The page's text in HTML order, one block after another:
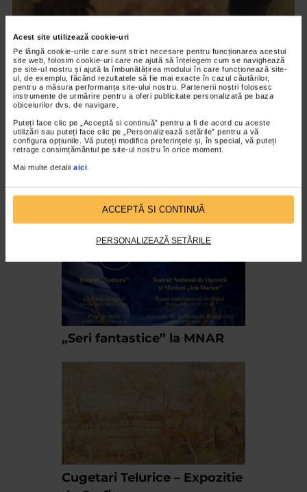
Acest site utilizează cookie-uri
Pe lângă cookie-urile care sunt strict necesare pentru funcționarea acestui
site web, folosim cookie-uri care ne ajută să înțelegem cum se navighează
pe site-ul nostru și ajută la îmbunătățirea modului în care funcționează site-
ul, de exemplu, făcând rezultatele să fie mai exacte în cazul căutărilor,
pentru a măsura performanța site-ului nostru. Partenerii noștri folosesc
instrumente de urmărire pentru a oferi publicitate personalizată pe baza
obiceiurilor dvs. de navigare.
Puteți face clic pe „Acceptă si continuă” pentru a fi de acord cu aceste
utilizări sau puteți face clic pe „Personalizează setările” pentru a vă
configura opțiunile. Vă puteți modifica preferințele și, în special, vă puteți
retrage consimțământul pe site-ul nostru în orice moment.
Mai multe detalii aici
ACCEPTĂ SI CONTINUĂ
PERSONALIZEAZĂ SETĂRILE
CLIPA DE ARTA
Nicolae Tonitza – Pictor al copiilor
160 vizualizari
RECOMANDĂRI
„Seri fantastice” la MNAR
Cugetari Telurice – Expozitie